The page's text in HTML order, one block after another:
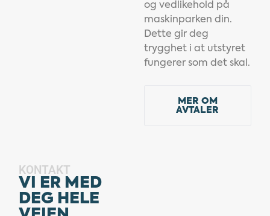
og vedlikehold på
maskinparken din.
Dette gir deg
trygghet i at utstyret
fungerer som det skal.
MER OM
AVTALER
KONTAKT
VI ER MED
DEG HELE